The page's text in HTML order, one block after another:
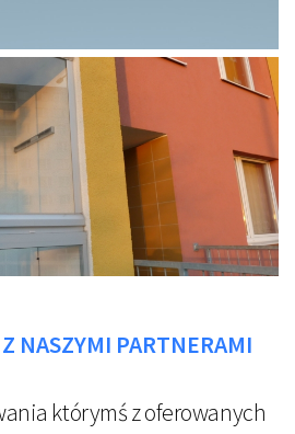
NASZYMI PARTNERAMI
którymś z oferowanych